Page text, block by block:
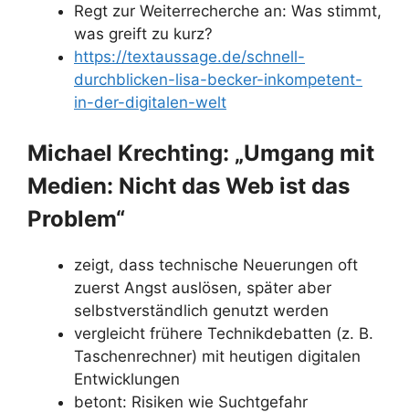
Regt zur Weiterrecherche an: Was stimmt,
was greift zu kurz?
https://textaussage.de/schnell-
durchblicken-lisa-becker-inkompetent-
in-der-digitalen-welt
Michael Krechting: „Umgang mit
Medien: Nicht das Web ist das
Problem“
zeigt, dass technische Neuerungen oft
zuerst Angst auslösen, später aber
selbstverständlich genutzt werden
vergleicht frühere Technikdebatten (z. B.
Taschenrechner) mit heutigen digitalen
Entwicklungen
betont: Risiken wie Suchtgefahr